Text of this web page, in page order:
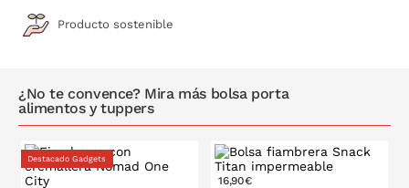
Producto sostenible
¿No te convence? Mira más bolsa porta
alimentos y tuppers
Destacado Gadgets
16,90€